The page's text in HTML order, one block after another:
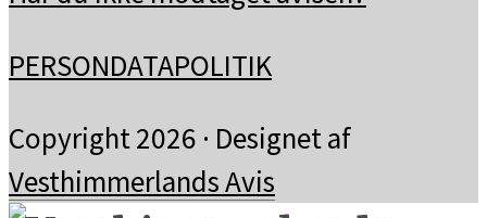
PERSONDATAPOLITIK
Copyright 2026 · Designet af
Vesthimmerlands Avis